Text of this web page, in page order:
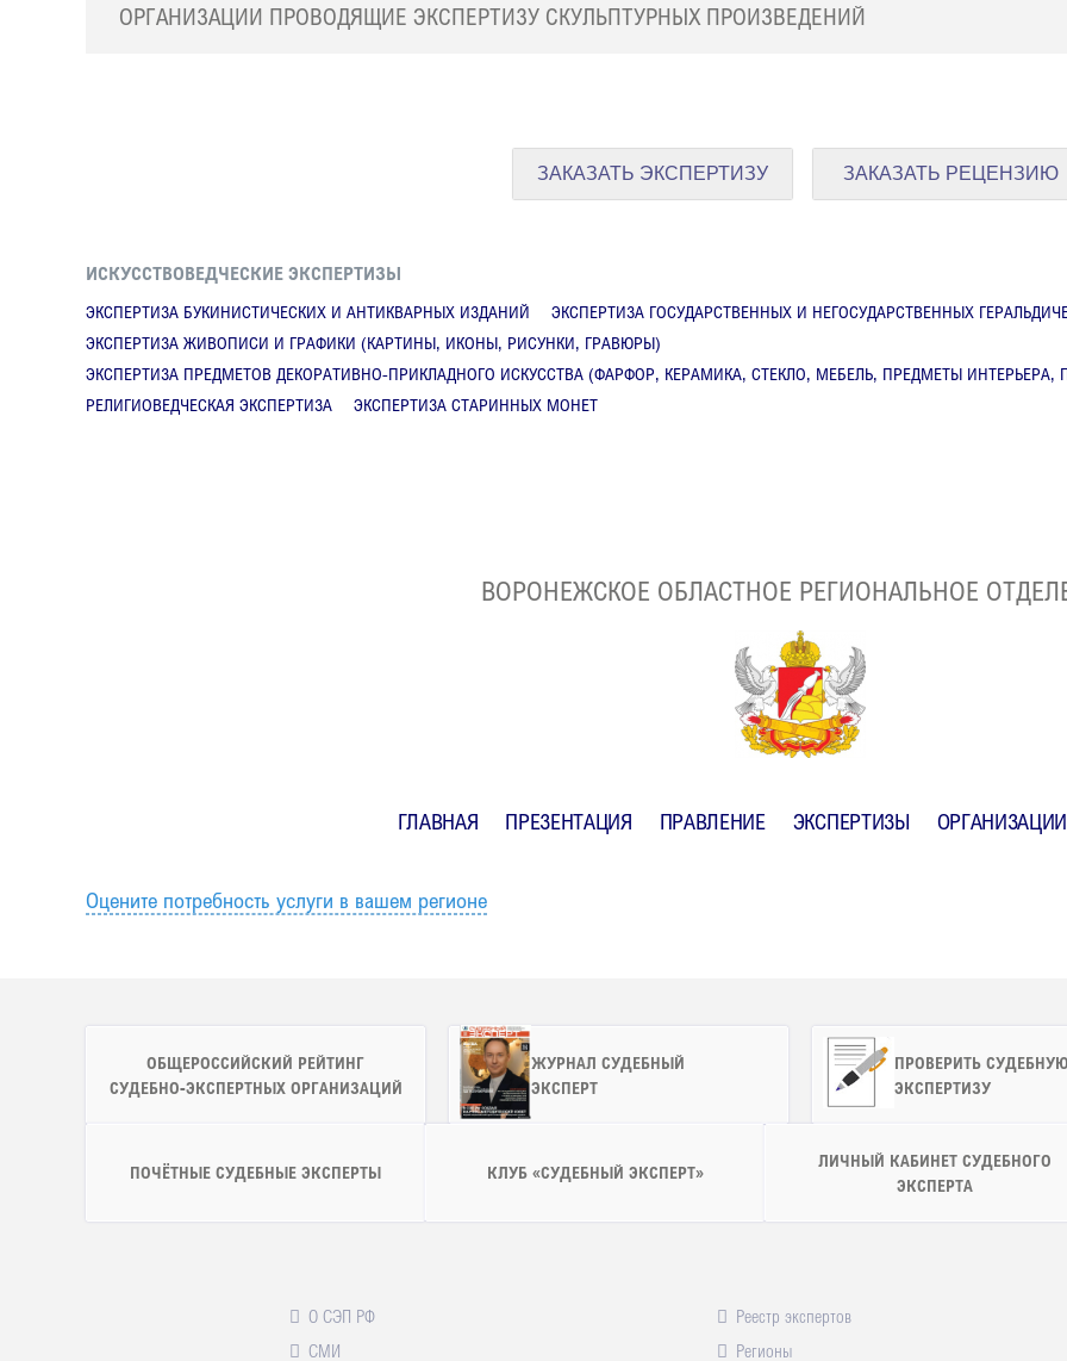
ОРГАНИЗАЦИИ ПРОВОДЯЩИЕ ЭКСПЕРТИЗУ СКУЛЬПТУРНЫХ ПРОИЗВЕДЕНИЙ
ЗАКАЗАТЬ ЭКСПЕРТИЗУ ЗАКАЗАТЬ РЕЦЕНЗИЮ
ИСКУССТВОВЕДЧЕСКИЕ ЭКСПЕРТИЗЫ
ЭКСПЕРТИЗА БУКИНИСТИЧЕСКИХ И АНТИКВАРНЫХ ИЗДАНИЙ
ЭКСПЕРТИЗА ГОСУДАРСТВЕННЫХ И НЕГОСУДАРСТВЕННЫХ
ЭКСПЕРТИЗА ЖИВОПИСИ И ГРАФИКИ (КАРТИНЫ, ИКОНЫ, РИСУНКИ, ГРАВЮРЫ)
ЭКСПЕРТИЗА ПРЕДМЕТОВ ДЕКОРАТИВНО-ПРИКЛАДНОГО ИСКУССТВА (ФАРФОР, КЕРАМИКА, СТЕКЛО, МЕБЕЛЬ, ПРЕДМЕТЫ
РЕЛИГИОВЕДЧЕСКАЯ ЭКСПЕРТИЗА
ЭКСПЕРТИЗА СТАРИННЫХ МОНЕТ
ВОРОНЕЖСКОЕ ОБЛАСТНОЕ РЕГИОНАЛЬНОЕ
ГЛАВНАЯ ПРЕЗЕНТАЦИЯ ПРАВЛЕНИЕ ЭКСПЕРТИЗЫ ОРГАНИЗАЦИИ
Оцените потребность услуги в вашем регионе
ОБЩЕРОССИЙСКИЙ РЕЙТИНГ
СУДЕБНО-ЭКСПЕРТНЫХ ОРГАНИЗАЦИЙ
ЖУРНАЛ СУДЕБНЫЙ
ЭКСПЕРТ
ПРОВЕРИТЬ СУДЕБНУЮ
ЭКСПЕРТИЗУ
ПОЧЁТНЫЕ СУДЕБНЫЕ ЭКСПЕРТЫ КЛУБ «СУДЕБНЫЙ ЭКСПЕРТ»
ЛИЧНЫЙ КАБИНЕТ СУДЕБНОГО
ЭКСПЕРТА
О СЭП РФ
СМИ
Реестр экспертов
Регионы